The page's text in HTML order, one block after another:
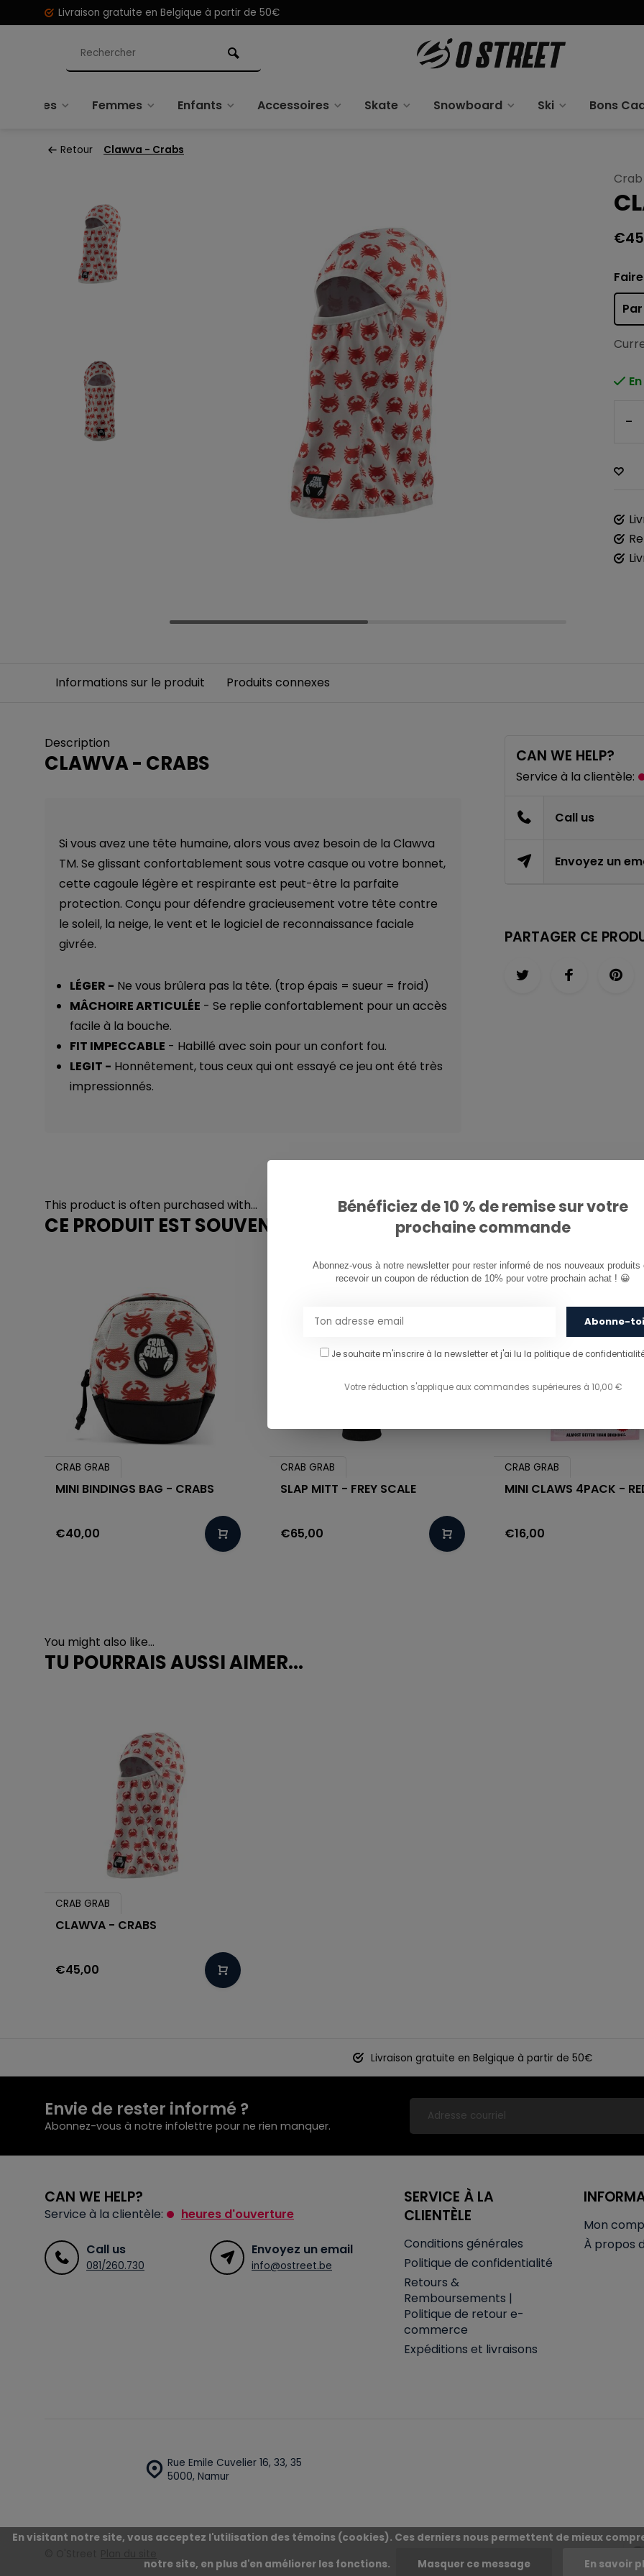
Livraison gratuite en Belgique à partir de 50€
Hommes Femmes Enfants Accessoires Skate Snowboard Ski Bons
Retour Clawva - Crabs
-
Informations sur le produit Produits connexes
Description
CLAWVA - CRABS
Si vous avez une tête humaine, alors vous avez besoin de la Clawva
TM. Se glissant confortablement sous votre casque ou votre bonnet,
cette cagoule légère et respirante est peut-être la parfaite
protection. Conçu pour défendre gracieusement votre tête contre
le soleil, la neige, le vent et le logiciel de reconnaissance faciale
givrée.
LÉGER - Ne vous brûlera pas la tête. (trop épais = sueur = froid)
MÂCHOIRE ARTICULÉE - Se replie confortablement pour un accès
facile à la bouche.
FIT IMPECCABLE - Habillé avec soin pour un confort fou.
LEGIT - Honnêtement, tous ceux qui ont essayé ce jeu ont été très
impressionnés.
CAN WE HELP?
Service à la clientèle:
Call us
Envoyez un
PARTAGER CE
This product is often purchased with...
CE PRODUIT EST SOUVENT ACHETÉ AVEC...
CRAB GRAB
MINI BINDINGS BAG - CRABS
€40,00
CRAB GRAB
SLAP MITT - FREY SCALE
€65,00
CRAB GRAB
MINI CLAWS 4PACK -
€16,00
You might also like...
TU POURRAIS AUSSI AIMER...
CRAB GRAB
CLAWVA - CRABS
€45,00
Livraison gratuite en Belgique à partir de 50€
Envie de rester informé ?
Abonnez-vous à notre infolettre pour ne rien manquer.
CAN WE HELP?
Service à la clientèle: heures d'ouverture
Call us
081/260.730
Envoyez un email
info@ostreet.be
SERVICE À LA
CLIENTÈLE
Conditions générales
Politique de confidentialité
Retours &
Remboursements |
Politique de retour e-
commerce
Expéditions et livraisons
Mon
À propos
Rue Emile Cuvelier 16, 33, 35
5000, Namur
En visitant notre site, vous acceptez l'utilisation des témoins (cookies). Ces derniers nous permettent de mieux
notre site, en plus d'en améliorer les fonctions.
Masquer ce message En savoir
Bénéficiez de 10 % de remise sur votre
prochaine commande
Abonnez-vous à notre newsletter pour rester informé de nos nouveaux produits
recevoir un coupon de réduction de 10% pour votre prochain achat ! 😀
Abonne-toi
Je souhaite m'inscrire à la newsletter et j'ai lu la politique de
Votre réduction s'applique aux commandes supérieures à 10,00 €